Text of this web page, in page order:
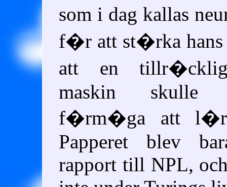
som i dag kallas
f�r att st�rka hans
att en tillr�ckligt
maskin skulle
f�rm�ga att
Papperet blev
rapport till NPL,